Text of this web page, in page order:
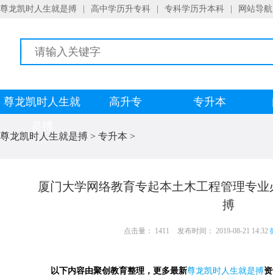
尊龙凯时人生就是搏 高中学历升专科 专科学历升本科 网站导航
尊龙凯时人生就
高升专 专升本
尊龙凯时人生就是搏 > 专升本 >
厦门大学网络教育专起本土木工程管理专
搏
点击量： 1411 发布时间： 2019-08-21 14:32
以下内容由聚创教育整理，更多最新尊龙凯时人生就是搏